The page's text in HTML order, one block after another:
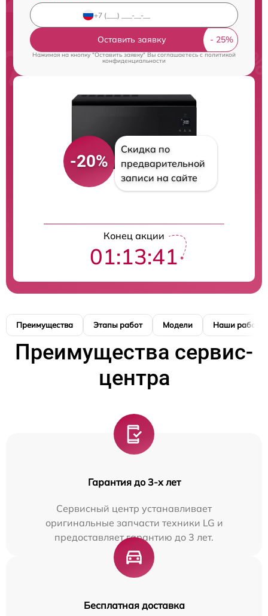
Оставить заявку
Нажимая на кнопку "Оставить заявку" Вы соглашаетесь cполитикой
конфиденциальности
-20%
Скидка по
предварительной
записи на сайте
Конец акции
01:13:41
Преимущества Этапы работ Модели Наши работы
Преимущества сервис-
центра
Гарантия до 3-х лет
Сервисный центр устанавливает
оригинальные запчасти техники LG и
предоставляет гарантию до 3 лет.
Бесплатная доставка